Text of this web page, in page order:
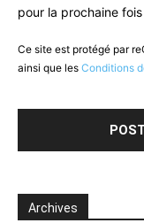
pour la prochaine
Ce site est protégé par
ainsi que les Conditions
Archives